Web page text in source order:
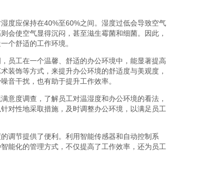
度应保持在40%至60%之间。湿度过低会导致空气
会使空气显得沉闷，甚至滋生霉菌和细菌。因此，
个舒适的工作环境。
员工在一个温馨、舒适的办公环境中，能显著提高
装饰等方式，来提升办公环境的舒适度与美观度，
音干扰，也有助于提升工作效率。
意度调查，了解员工对温湿度和办公环境的看法，
对性地采取措施，及时调整办公环境，以满足员工
调节提供了便利。利用智能传感器和自动控制系
能化的管理方式，不仅提高了工作效率，还为员工